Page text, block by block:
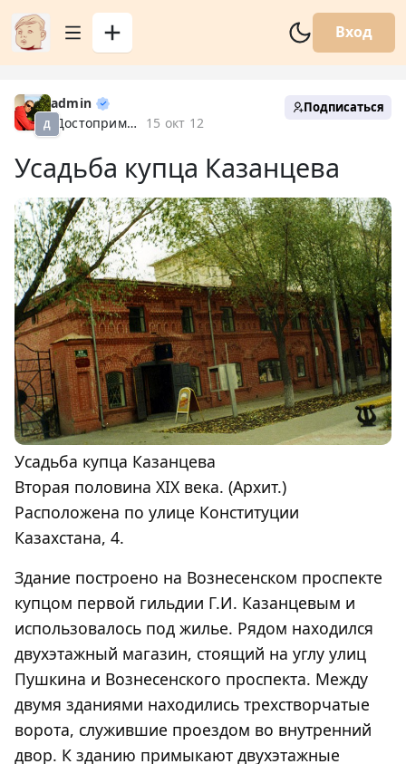
Вход
Д
admin
Достопримечательности
15 окт 12
Подписаться
Усадьба купца Казанцева
Усадьба купца Казанцева
Вторая половина XIX века. (Архит.)
Расположена по улице Конституции
Казахстана, 4.
Здание построено на Вознесенском проспекте
купцом первой гильдии Г.И. Казанцевым и
использовалось под жилье. Рядом находился
двухэтажный магазин, стоящий на углу улиц
Пушкина и Вознесенского проспекта. Между
двумя зданиями находились трехстворчатые
ворота, служившие проездом во внутренний
двор. К зданию примыкают двухэтажные